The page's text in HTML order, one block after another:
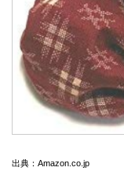
出典：Amazon.co.jp